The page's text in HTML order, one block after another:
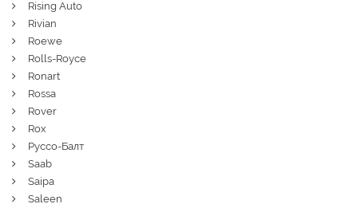
Rising Auto
Rivian
Roewe
Rolls-Royce
Ronart
Rossa
Rover
Rox
Руссо-Балт
Saab
Saipa
Saleen